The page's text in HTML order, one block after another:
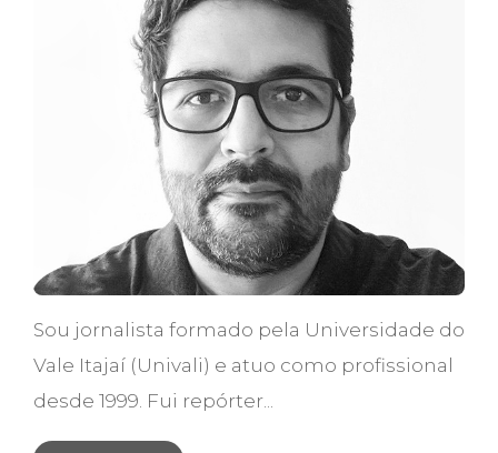
Sou jornalista formado pela Universidade do
Vale Itajaí (Univali) e atuo como profissional
desde 1999. Fui repórter...